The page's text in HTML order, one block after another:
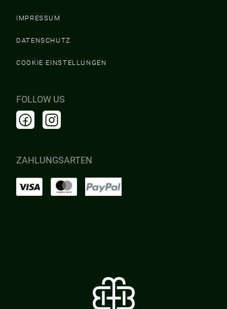
IMPRESSUM
DATENSCHUTZ
COOKIE EINSTELLUNGEN
FOLLOW US
ZAHLUNGSARTEN